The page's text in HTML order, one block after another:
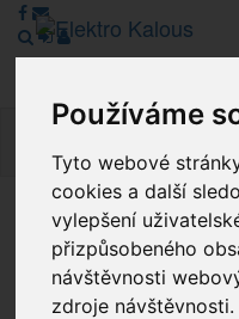
Používáme
Tyto webové
cookies a další
vylepšení
přizpůsobeného
návštěvnosti
zdroje návštěvnosti.
Vážení zákazníci, v tuto
režimu Katalogu.
Děkujeme za pochopení.